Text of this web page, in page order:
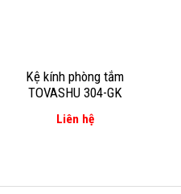
Kệ kính phòng tắm
TOVASHU 304-GK
Liên hệ